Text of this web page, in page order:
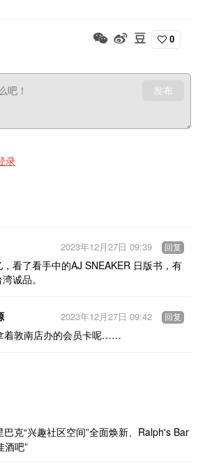
0
发布
录
看了看手中的AJ SNEAKER 日版书，有
诚品。
2023年12月27日 09:39 回复
着敦南店办的会员卡呢……
2023年12月27日 09:42 回复
克“兴趣社区空间”全面焕新、Ralph's Bar
酒吧”